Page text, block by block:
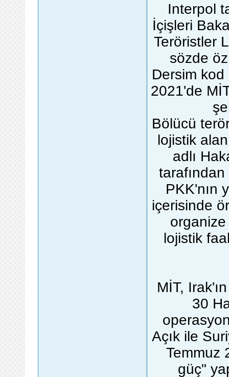
Interpol
İçişleri
Teröristler
sözde
Dersim
2021'de
Bölücü
lojistik
adlı
PKK'nın
içerisinde
lojistik
MİT,
30
Açık ile
Temmuz
güç"